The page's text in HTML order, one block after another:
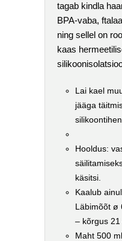
tagab kindla
BPA-vaba,
ning sellel on
kaas
Lai kael
jääga
Hooldus:
käsitsi.
Kaalub
Läbimõõt ø
– kõrgus 21
Maht 500 ml